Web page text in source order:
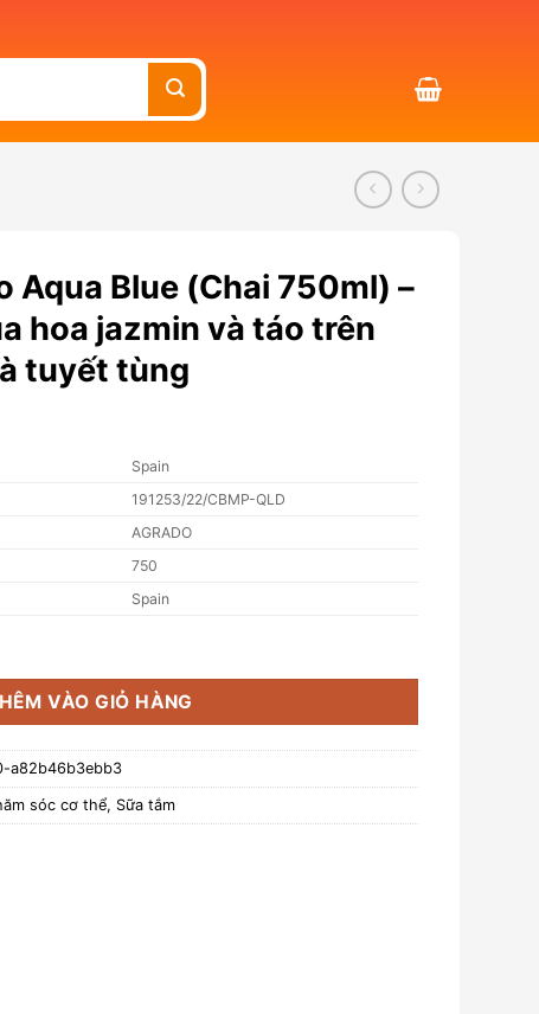
Aqua Blue (Chai 750ml) –
hoa jazmin và táo trên
tuyết tùng
Spain
191253/22/CBMP-QLD
AGRADO
750
Spain
750ml) - Hương thơm của hoa jazmin và táo trên nền hổ
VÀO GIỎ HÀNG
a82b46b3ebb3
sóc cơ thể, Sữa tắm